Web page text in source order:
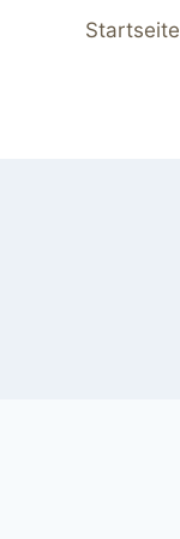
Startseite